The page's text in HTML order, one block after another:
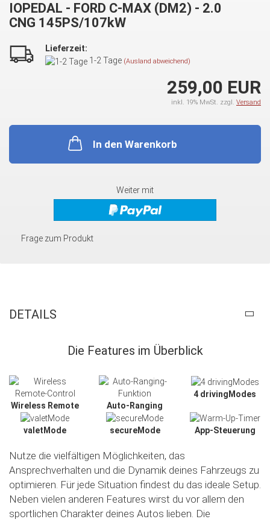
IOPEDAL - FORD C-MAX (DM2) - 2.0
CNG 145PS/107kW
Lieferzeit:
1-2 Tage (Ausland abweichend)
259,00 EUR
inkl. 19% MwSt. zzgl. Versand
In den Warenkorb
Weiter mit
Frage zum Produkt
DETAILS
Die Features im Überblick
Wireless Remote Auto-Ranging
4 drivingModes
valetMode secureMode App-Steuerung
Nutze die vielfältigen Möglichkeiten, das
Ansprechverhalten und die Dynamik deines Fahrzeugs zu
optimieren. Für jede Situation findest du das ideale Setup.
Neben vielen anderen Features wirst du vor allem den
sportlichen Charakter deines Autos lieben. Die